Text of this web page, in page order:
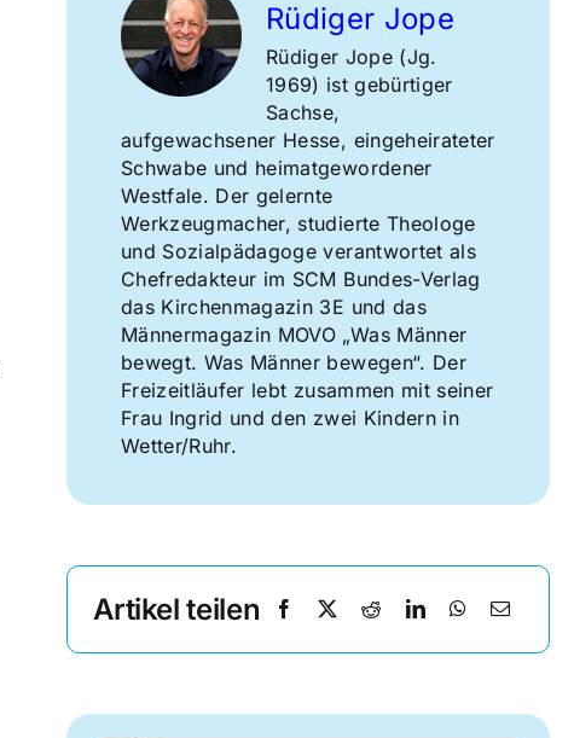
Rüdiger Jope
Rüdiger Jope (Jg.
1969) ist gebürtiger
Sachse,
aufgewachsener Hesse, eingeheirateter
Schwabe und heimatgewordener
Westfale. Der gelernte
Werkzeugmacher, studierte Theologe
und Sozialpädagoge verantwortet als
Chefredakteur im SCM Bundes-Verlag
das Kirchenmagazin 3E und das
Männermagazin MOVO „Was Männer
bewegt. Was Männer bewegen“. Der
Freizeitläufer lebt zusammen mit seiner
Frau Ingrid und den zwei Kindern in
Wetter/Ruhr.
Artikel teilen